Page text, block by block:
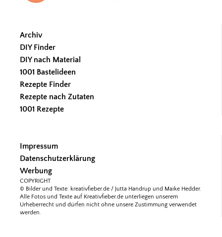
Archiv
DIY Finder
DIY nach Material
1001 Bastelideen
Rezepte Finder
Rezepte nach Zutaten
1001 Rezepte
Impressum
Datenschutzerklärung
Werbung
COPYRIGHT
© Bilder und Texte: kreativfieber.de / Jutta Handrup und Maike Hedder.
Alle Fotos und Texte auf Kreativfieber.de unterliegen unserem
Urheberrecht und dürfen nicht ohne unsere Zustimmung verwendet
werden.